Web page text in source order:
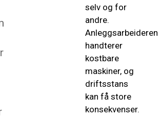
selv og for
andre.
Anleggsarbeideren
handterer
kostbare
maskiner, og
driftsstans
kan få store
konsekvenser.